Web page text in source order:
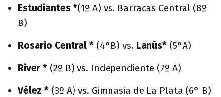
Estudiantes *(1º A) vs. Barracas Central (8º
B)
Rosario Central * (4°B) vs. Lanús* (5°A)
River * (2º B) vs. Independiente (7º A)
Vélez * (3º A) vs. Gimnasia de La Plata (6° B)